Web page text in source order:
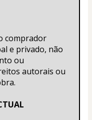
comprador
e privado, não
ou
autorais ou